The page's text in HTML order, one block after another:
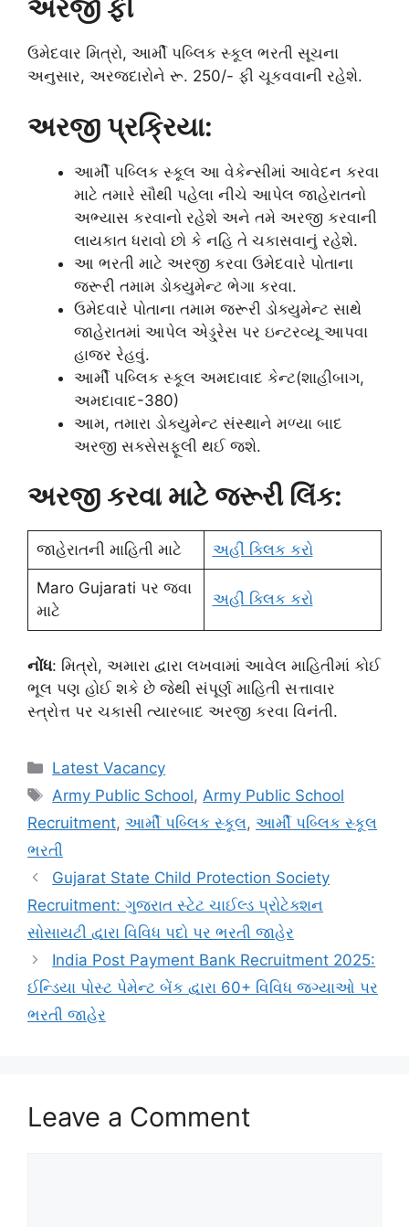
અરજી ફી
ઉમેદવાર મિત્રો, આર્મી પબ્લિક સ્કૂલ ભરતી સૂચના
અનુસાર, અરજદારોને રૂ. 250/- ફી ચૂકવવાની રહેશે.
અરજી પ્રક્રિયા:
આર્મી પબ્લિક સ્કૂલ આ વેકેન્સીમાં આવેદન કરવા
માટે તમારે સૌથી પહેલા નીચે આપેલ જાહેરાતનો
અભ્યાસ કરવાનો રહેશે અને તમે અરજી કરવાની
લાયકાત ધરાવો છો કે નહિ તે ચકાસવાનું રહેશે.
આ ભરતી માટે અરજી કરવા ઉમેદવારે પોતાના
જરૂરી તમામ ડોક્યુમેન્ટ ભેગા કરવા.
ઉમેદવારે પોતાના તમામ જરૂરી ડોક્યુમેન્ટ સાથે
જાહેરાતમાં આપેલ એડ્ડ્રેસ પર ઇન્ટરવ્યૂ આપવા
હાજર રેહવું.
આર્મી પબ્લિક સ્કૂલ અમદાવાદ કેન્ટ(શાહીબાગ,
અમદાવાદ-380)
આમ, તમારા ડોક્યુમેન્ટ સંસ્થાને મળ્યા બાદ
અરજી સક્સેસફૂલી થઈ જશે.
અરજી કરવા માટે જરૂરી લિંક:
જાહેરાતની માહિતી માટે અહીં ક્લિક કરો
Maro Gujarati પર જવા
માટે
અહીં ક્લિક કરો
નોંધ: મિત્રો, અમારા દ્વારા લખવામાં આવેલ માહિતીમાં કોઈ
ભૂલ પણ હોઈ શકે છે જેથી સંપૂર્ણ માહિતી સત્તાવાર
સ્ત્રોત્ત પર ચકાસી ત્યારબાદ અરજી કરવા વિનંતી.
Categories
Latest Vacancy
Tags
Army Public School, Army Public School
Recruitment, આર્મી પબ્લિક સ્કૂલ, આર્મી પબ્લિક સ્કૂલ
ભરતી
Gujarat State Child Protection Society
Recruitment: ગુજરાત સ્ટેટ ચાઈલ્ડ પ્રોટેક્શન
સોસાયટી દ્વારા વિવિધ પદો પર ભરતી જાહેર
India Post Payment Bank Recruitment 2025:
ઈન્ડિયા પોસ્ટ પેમેન્ટ બેંક દ્વારા 60+ વિવિધ જગ્યાઓ પર
ભરતી જાહેર
Leave a Comment